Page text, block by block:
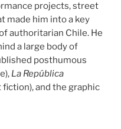
projects, street
made him into a key
authoritarian Chile. He
a large body of
posthumous
La República
fiction), and the graphic